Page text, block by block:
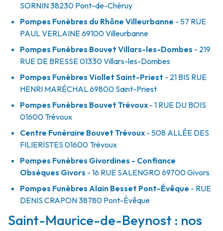
SORNIN38230 Pont-de-Chéruy
Pompes Funèbres du Rhône Villeurbanne - 57 RUE
PAUL VERLAINE69100Villeurbanne
Pompes Funèbres Bouvet Villars-les-Dombes - 219
RUE DE BRESSE01330Villars-les-Dombes
Pompes Funèbres Viollet Saint-Priest - 21 BIS RUE
HENRI MARÉCHAL69800 Saint-Priest
Pompes Funèbres Bouvet Trévoux - 1 RUE DU BOIS
01600 Trévoux
Centre Funéraire Bouvet Trévoux - 508 ALLÉE DES
FILIERISTES 01600 Trévoux
Pompes Funèbres Givordines - Confiance
Obsèques Givors - 16 RUE SALENGRO69700Givors
Pompes Funèbres Alain Besset Pont-Évêque - RUE
DENIS CRAPON38780 Pont-Évêque
Saint-Maurice-de-Beynost : nos